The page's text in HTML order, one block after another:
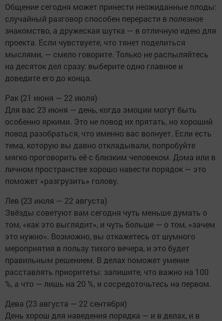
Общение сегодня может принести неожиданные плоды:
случайный разговор способен перерасти в полезное
знакомство, а дружеская шутка — в отличную идею для
проекта. Если чувствуете, что тянет поделиться
мыслями, — смело говорите. Только не распыляйтесь
на десяток дел сразу: выберите одно главное и
доведите его до конца.
Рак (21 июня — 22 июля)
Для вас 23 июня — день, когда эмоции могут быть
особенно яркими. Это не повод их прятать, но хороший
повод разобраться, что именно вас волнует. Если есть
тема, которую вы давно откладывали, попробуйте
мягко проговорить её с близким человеком. Дома или в
личном пространстве хорошо навести порядок — это
поможет «разгрузить» голову.
Лев (23 июля — 22 августа)
Звёзды советуют вам сегодня чуть меньше думать о
том, «как это выглядит», и чуть больше — о том, «зачем
это нужно». Возможно, вы откажетесь от шумного
мероприятия в пользу тихого вечера, и это будет
правильным решением. В делах поможет умение
расставлять приоритеты: запишите, что важно на 100
%, а что — лишь на 20 %, и сосредоточьтесь на первом.
Дева (23 августа — 22 сентября)
День хорош для наведения порядка — и в делах, и в